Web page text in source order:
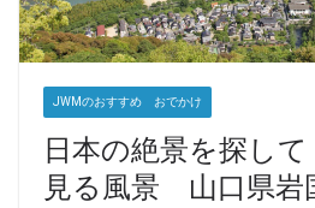
JWMのおすすめ おでかけ
日本の絶景を探し
見る風景 山口県岩